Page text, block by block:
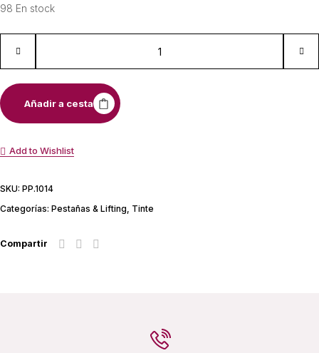
98 En stock
Añadir a cesta
Add to Wishlist
SKU: PP.1014
Categorías: Pestañas & Lifting, Tinte
Compartir